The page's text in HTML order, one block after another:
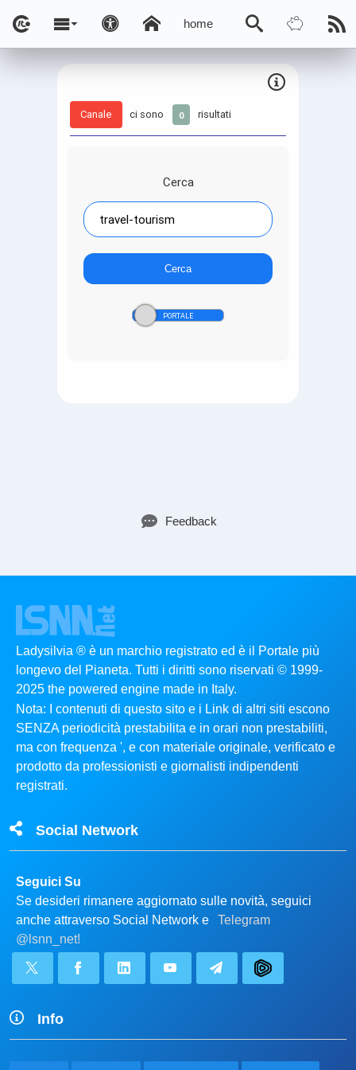
home
Canale ci sono 0 risultati
Cerca
Cerca
Feedback
Ladysilvia ® è un marchio registrato ed è il Portale più
longevo del Pianeta. Tutti i diritti sono riservati © 1999-
2025 the powered engine made in Italy.
Nota: I contenuti di questo sito e i Link di altri siti escono
SENZA periodicità prestabilita e in orari non prestabiliti,
ma con frequenza ', e con materiale originale, verificato e
prodotto da professionisti e giornalisti indipendenti
registrati.
Social Network
Seguici Su
Se desideri rimanere aggiornato sulle novità, seguici
anche attraverso Social Network e
Telegram
@lsnn_net!
Info